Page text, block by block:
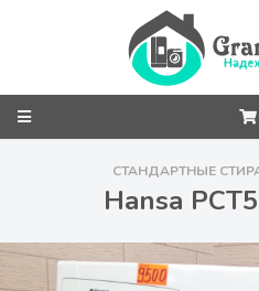
СТАНДАРТНЫЕ
Hansa